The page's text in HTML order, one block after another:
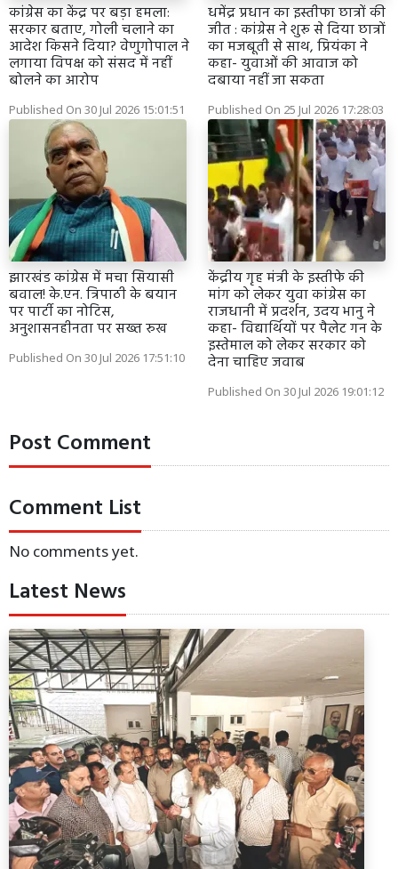
कांग्रेस का केंद्र पर बड़ा हमला:
सरकार बताए, गोली चलाने का
आदेश किसने दिया? वेणुगोपाल ने
लगाया विपक्ष को संसद में नहीं
बोलने का आरोप
Published On 30 Jul 2026 15:01:51
धमेंद्र प्रधान का इस्तीफा छात्रों की
जीत : कांग्रेस ने शुरू से दिया छात्रों
का मजबूती से साथ, प्रियंका ने
कहा- युवाओं की आवाज को
दबाया नहीं जा सकता
Published On 25 Jul 2026 17:28:03
झारखंड कांग्रेस में मचा सियासी
बवाल! के.एन. त्रिपाठी के बयान
पर पार्टी का नोटिस,
अनुशासनहीनता पर सख्त रुख
Published On 30 Jul 2026 17:51:10
केंद्रीय गृह मंत्री के इस्तीफे की
मांग को लेकर युवा कांग्रेस का
राजधानी में प्रदर्शन, उदय भानु ने
कहा- विद्यार्थियों पर पैलेट गन के
इस्तेमाल को लेकर सरकार को
देना चाहिए जवाब
Published On 30 Jul 2026 19:01:12
Post Comment
Comment List
No comments yet.
Latest News